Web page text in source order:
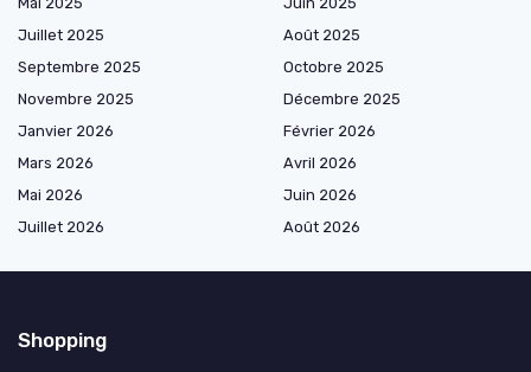
Juillet 2025
Août 2025
Septembre 2025
Octobre 2025
Novembre 2025
Décembre 2025
Janvier 2026
Février 2026
Mars 2026
Avril 2026
Mai 2026
Juin 2026
Juillet 2026
Août 2026
Shopping